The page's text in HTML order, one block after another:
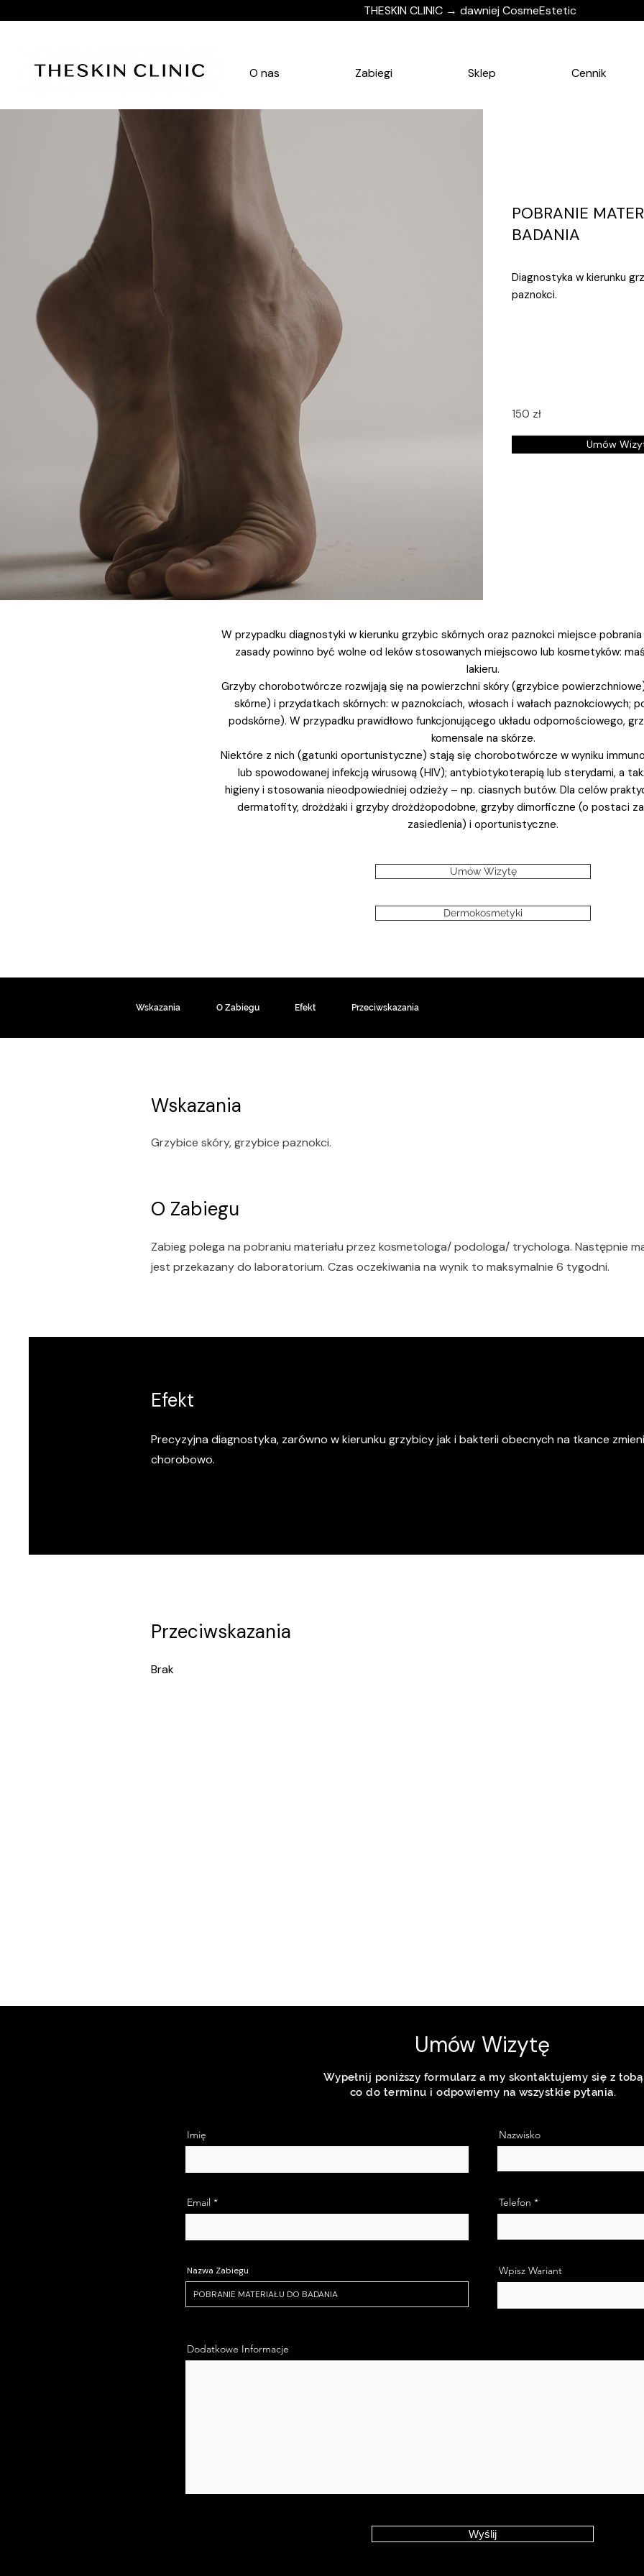
THESKIN CLINIC → dawniej CosmeEstetic
O nas Zabiegi Sklep Cennik
POBRANIE
BADANIA
Diagnostyka w kierunku
paznokci.
150 zł
Umów
W przypadku diagnostyki w kierunku grzybic skórnych oraz paznokci miejsce
zasady powinno być wolne od leków stosowanych miejscowo lub kosmetyków:
lakieru.
Grzyby chorobotwórcze rozwijają się na powierzchni skóry (grzybice
skórne) i przydatkach skórnych: w paznokciach, włosach i wałach paznokciowych;
podskórne). W przypadku prawidłowo funkcjonującego układu odpornościowego,
komensale na skórze.
Niektóre z nich (gatunki oportunistyczne) stają się chorobotwórcze w wyniku
lub spowodowanej infekcją wirusową (HIV); antybiotykoterapią lub sterydami, a
higieny i stosowania nieodpowiedniej odzieży – np. ciasnych butów. Dla celów
dermatofity, drożdżaki i grzyby drożdżopodobne, grzyby dimorficzne (o postaci
zasiedlenia) i oportunistyczne.
Umów Wizytę
Dermokosmetyki
Wskazania O Zabiegu Efekt Przeciwskazania
Wskazania
Grzybice skóry, grzybice paznokci.
O Zabiegu
Zabieg polega na pobraniu materiału przez kosmetologa/ podologa/ trychologa. Następnie
jest przekazany do laboratorium. Czas oczekiwania na wynik to maksymalnie 6 tygodni.
Efekt
Precyzyjna diagnostyka, zarówno w kierunku grzybicy jak i bakterii obecnych na tkance
chorobowo.
Przeciwskazania
Brak
Umów Wizytę
Wypełnij poniższy formularz a my skontaktujemy się z tobą
co do terminu i odpowiemy na wszystkie pytania.
Imię Nazwisko
Email Telefon
Nazwa Zabiegu Wpisz Wariant
Dodatkowe Informacje
Wyślij